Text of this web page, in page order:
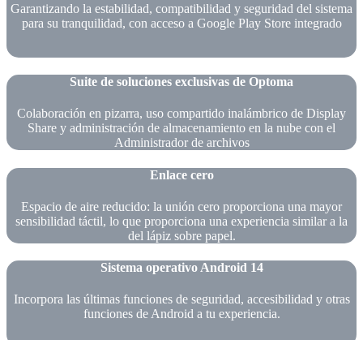
Garantizando la estabilidad, compatibilidad y seguridad del sistema
para su tranquilidad, con acceso a Google Play Store integrado
Suite de soluciones exclusivas de Optoma
Colaboración en pizarra, uso compartido inalámbrico de Display
Share y administración de almacenamiento en la nube con el
Administrador de archivos
Enlace cero
Espacio de aire reducido: la unión cero proporciona una mayor
sensibilidad táctil, lo que proporciona una experiencia similar a la
del lápiz sobre papel.
Sistema operativo Android 14
Incorpora las últimas funciones de seguridad, accesibilidad y otras
funciones de Android a tu experiencia.